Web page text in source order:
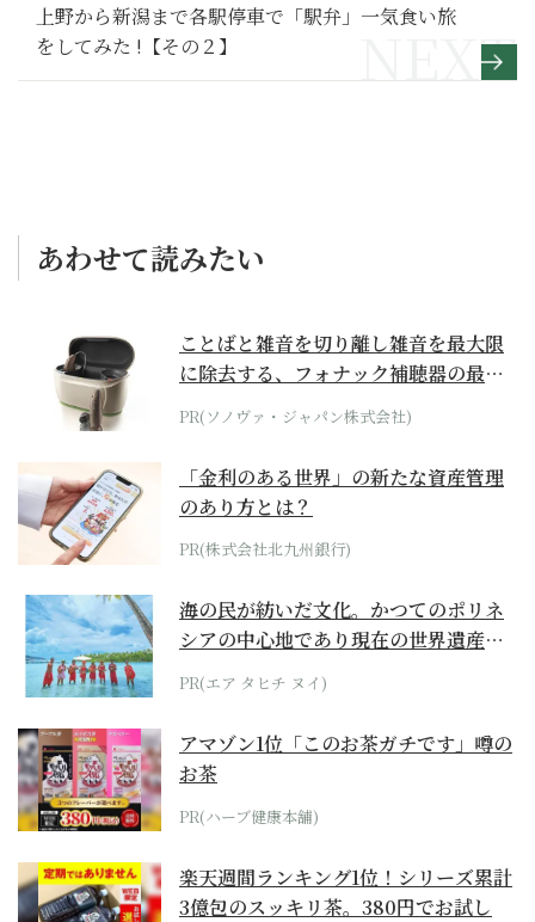
上野から新潟まで各駅停車で「駅弁」一気食い旅
をしてみた !【その２】
あわせて読みたい
ことばと雑音を切り離し雑音を最大限
に除去する、フォナック補聴器の最上
位モデル
PR(ソノヴァ・ジャパン株式会社)
「金利のある世界」の新たな資産管理
のあり方とは？
PR(株式会社北九州銀行)
海の民が紡いだ文化。かつてのポリネ
シアの中心地であり現在の世界遺産か
らみえてくる...
PR(エア タヒチ ヌイ)
アマゾン1位「このお茶ガチです」噂の
お茶
PR(ハーブ健康本舗)
楽天週間ランキング1位！シリーズ累計
3億包のスッキリ茶。380円でお試し